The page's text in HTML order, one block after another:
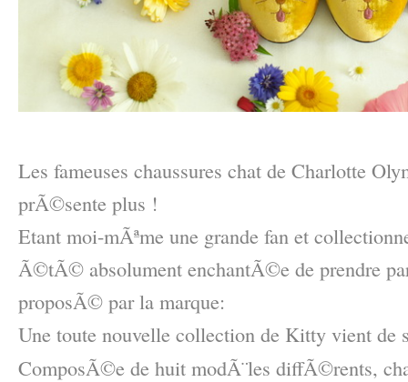
Les fameuses chaussures chat de Charlotte
prÃ©sente plus !
Etant moi-mÃªme une grande fan et
Ã©tÃ© absolument enchantÃ©e de prendre
proposÃ© par la marque:
Une toute nouvelle collection de Kitty vient
ComposÃ©e de huit modÃ¨les diffÃ©rents,